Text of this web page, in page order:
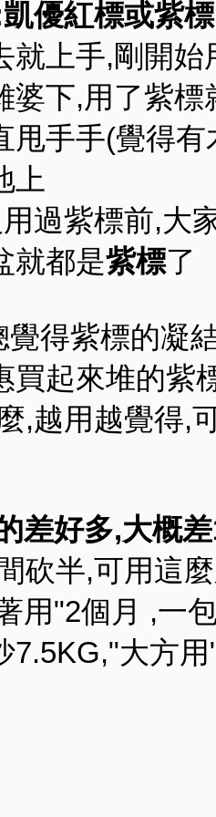
優紅標或紫標
就上手,剛開始
婆下,用了紫標
甩手手(覺得
上
過紫標前,大
就都是紫標了
覺得紫標的凝
買起來堆的紫
,越用越覺得,
差好多,大概
砍半,可用這
用"2個月 ,一
7.5KG,"大方